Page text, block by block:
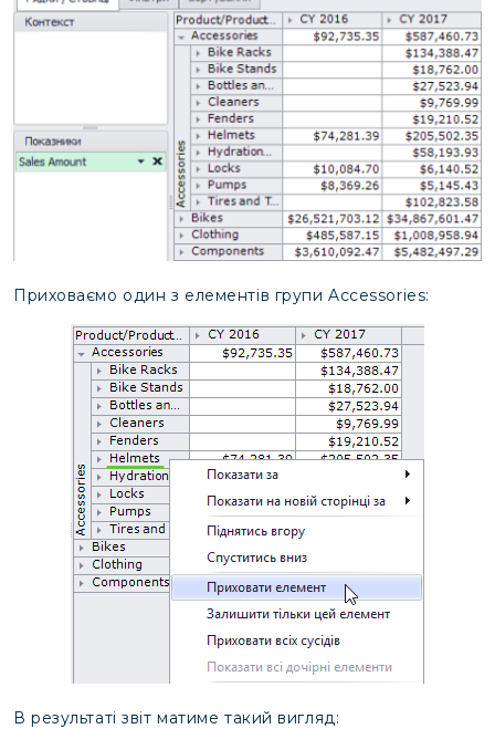
Приховаємо один з елементів групи Accessories:
В результаті звіт матиме такий вигляд: